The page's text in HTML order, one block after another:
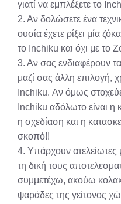
γιατί να εμπλέξετε το
2. Αν δολώσετε ένα
ουσία έχετε ρίξει μία
το Inchiku και όχι με το
3. Αν σας ενδιαφέρουν
μαζί σας άλλη επιλογή,
Inchiku. Αν όμως
Inchiku αδόλωτο είναι η
η σχεδίαση και η
σκοπό!!
4. Υπάρχουν ατελείωτες
τη δική τους
συμμετέχω, ακούω
ψαράδες της γείτονος